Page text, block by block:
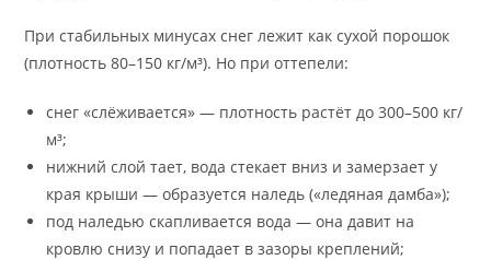
При стабильных минусах снег лежит как сухой порошок
(плотность 80–150 кг/м³). Но при оттепели:
снег «слёживается» — плотность растёт до 300–500 кг/
м³;
нижний слой тает, вода стекает вниз и замерзает у
края крыши — образуется наледь («ледяная дамба»);
под наледью скапливается вода — она давит на
кровлю снизу и попадает в зазоры креплений;